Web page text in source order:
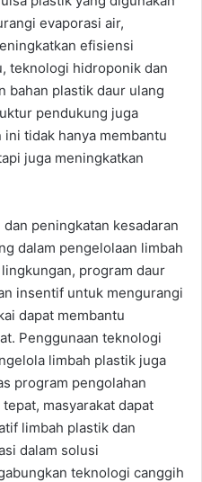
evaporasi air,
efisiensi
teknologi hidroponik dan
bahan plastik daur ulang
pendukung juga
tidak hanya membantu
juga meningkatkan
peningkatan kesadaran
dalam pengelolaan limbah
program daur
insentif untuk mengurangi
dapat membantu
Penggunaan teknologi
limbah plastik juga
program pengolahan
masyarakat dapat
limbah plastik dan
dalam solusi
teknologi canggih